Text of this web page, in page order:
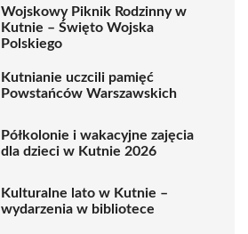
Wojskowy Piknik Rodzinny w
Kutnie – Święto Wojska
Polskiego
Kutnianie uczcili pamięć
Powstańców Warszawskich
Półkolonie i wakacyjne zajęcia
dla dzieci w Kutnie 2026
Kulturalne lato w Kutnie –
wydarzenia w bibliotece